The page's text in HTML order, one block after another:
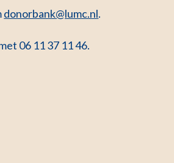
donorbank@lumc.nl.
06 11 37 11 46.